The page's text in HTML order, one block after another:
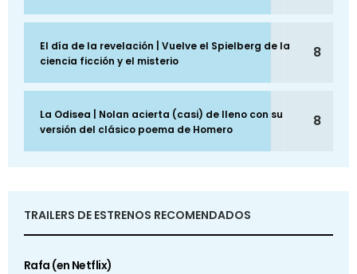
El día de la revelación | Vuelve el Spielberg de la
ciencia ficción y el misterio
8
La Odisea | Nolan acierta (casi) de lleno con su
versión del clásico poema de Homero
8
TRAILERS DE ESTRENOS RECOMENDADOS
Rafa (en Netflix)